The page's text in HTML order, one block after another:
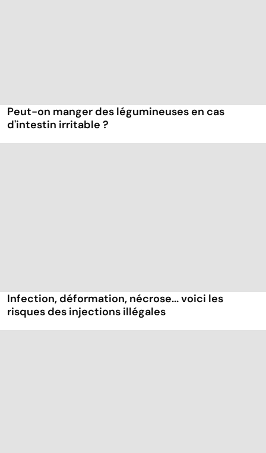
Peut-on manger des légumineuses en cas
d'intestin irritable ?
Infection, déformation, nécrose... voici les
risques des injections illégales